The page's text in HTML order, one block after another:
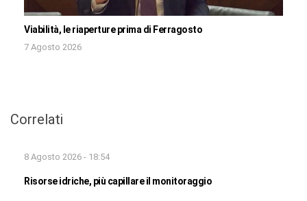
Viabilità, le riaperture prima di Ferragosto
7 Agosto 2026
Correlati
8 Agosto 2026 - 18:54
Risorse idriche, più capillare il monitoraggio